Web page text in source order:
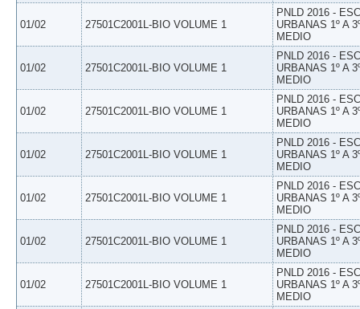
01/02 27501C2001L-BIO VOLUME 1
PNLD 2016 -
URBANAS 1º A
MEDIO
01/02 27501C2001L-BIO VOLUME 1
PNLD 2016 -
URBANAS 1º A
MEDIO
01/02 27501C2001L-BIO VOLUME 1
PNLD 2016 -
URBANAS 1º A
MEDIO
01/02 27501C2001L-BIO VOLUME 1
PNLD 2016 -
URBANAS 1º A
MEDIO
01/02 27501C2001L-BIO VOLUME 1
PNLD 2016 -
URBANAS 1º A
MEDIO
01/02 27501C2001L-BIO VOLUME 1
PNLD 2016 -
URBANAS 1º A
MEDIO
01/02 27501C2001L-BIO VOLUME 1
PNLD 2016 -
URBANAS 1º A
MEDIO